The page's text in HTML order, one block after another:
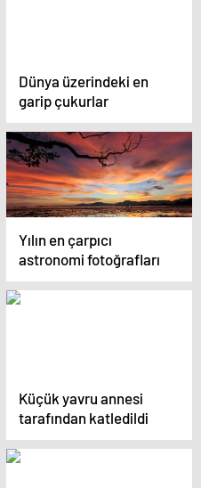
Dünya üzerindeki en
garip çukurlar
Yılın en çarpıcı
astronomi fotoğrafları
Küçük yavru annesi
tarafından katledildi